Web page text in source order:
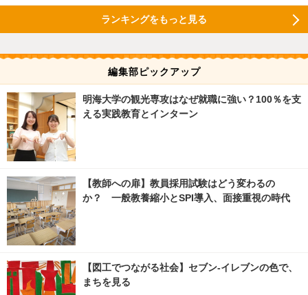
ランキングをもっと見る
編集部ピックアップ
明海大学の観光専攻はなぜ就職に強い？100％を支
える実践教育とインターン
【教師への扉】教員採用試験はどう変わるの
か？ 一般教養縮小とSPI導入、面接重視の時代
【図工でつながる社会】セブン‐イレブンの色で、
まちを見る